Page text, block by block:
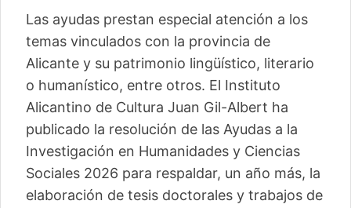
Las ayudas prestan especial atención a los
temas vinculados con la provincia de
Alicante y su patrimonio lingüístico, literario
o humanístico, entre otros. El Instituto
Alicantino de Cultura Juan Gil-Albert ha
publicado la resolución de las Ayudas a la
Investigación en Humanidades y Ciencias
Sociales 2026 para respaldar, un año más, la
elaboración de tesis doctorales y trabajos de